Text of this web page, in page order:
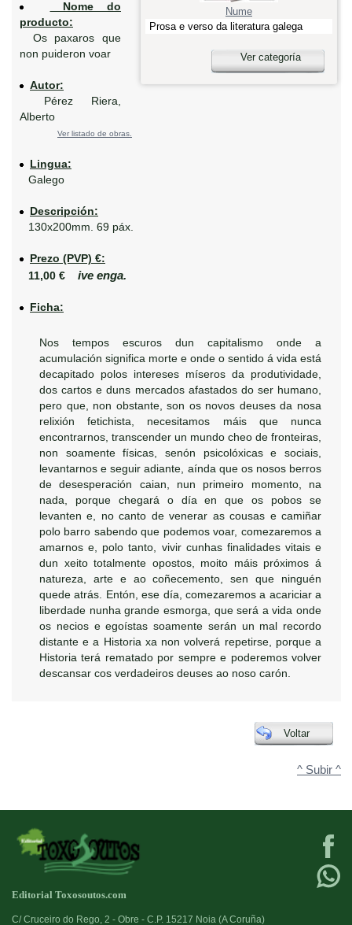
Nume
Prosa e verso da literatura galega
Ver categoría
Nome do
producto:
Os paxaros que
non puideron voar
Autor:
Pérez Riera,
Alberto
Ver listado de obras.
Lingua:
Galego
Descripción:
130x200mm. 69 páx.
Prezo (PVP) €:
11,00 € ive enga.
Ficha:
Nos tempos escuros dun capitalismo onde a
acumulación significa morte e onde o sentido á vida está
decapitado polos intereses míseros da produtividade,
dos cartos e duns mercados afastados do ser humano,
pero que, non obstante, son os novos deuses da nosa
relixión fetichista, necesitamos máis que nunca
encontrarnos, transcender un mundo cheo de fronteiras,
non soamente físicas, senón psicolóxicas e sociais,
levantarnos e seguir adiante, aínda que os nosos berros
de desesperación caian, nun primeiro momento, na
nada, porque chegará o día en que os pobos se
levanten e, no canto de venerar as cousas e camiñar
polo barro sabendo que podemos voar, comezaremos a
amarnos e, polo tanto, vivir cunhas finalidades vitais e
dun xeito totalmente opostos, moito máis próximos á
natureza, arte e ao coñecemento, sen que ninguén
quede atrás. Entón, ese día, comezaremos a acariciar a
liberdade nunha grande esmorga, que será a vida onde
os necios e egoístas soamente serán un mal recordo
distante e a Historia xa non volverá repetirse, porque a
Historia terá rematado por sempre e poderemos volver
descansar cos verdadeiros deuses ao noso carón.
Voltar
^ Subir ^
Editorial Toxosoutos.com
C/ Cruceiro do Rego, 2 - Obre - C.P. 15217 Noia (A Coruña)